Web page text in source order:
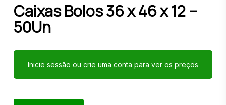
Caixas Bolos 36 x 46 x 12 –
50Un
Inicie sessão ou crie uma conta para ver os preços